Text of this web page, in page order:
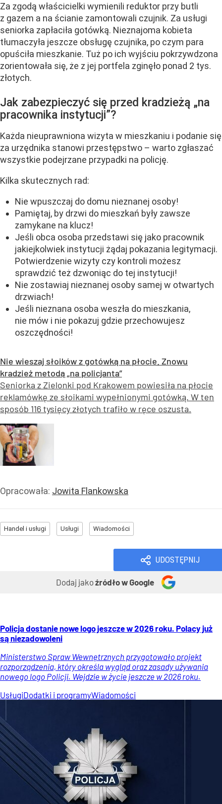
Za zgodą właścicielki wymienili reduktor przy butli
z gazem a na ścianie zamontowali czujnik. Za usługi
seniorka zapłaciła gotówką. Nieznajoma kobieta
tłumaczyła jeszcze obsługę czujnika, po czym para
opuściła mieszkanie. Tuż po ich wyjściu pokrzywdzona
zorientowała się, że z jej portfela zginęło ponad 2 tys.
złotych.
Jak zabezpieczyć się przed kradzieżą „na
pracownika instytucji”?
Każda nieuprawniona wizyta w mieszkaniu i podanie się
za urzędnika stanowi przestępstwo – warto zgłaszać
wszystkie podejrzane przypadki na policję.
Kilka skutecznych rad:
Nie wpuszczaj do domu nieznanej osoby!
Pamiętaj, by drzwi do mieszkań były zawsze
zamykane na klucz!
Jeśli obca osoba przedstawi się jako pracownik
jakiejkolwiek instytucji żądaj pokazania legitymacji.
Potwierdzenie wizyty czy kontroli możesz
sprawdzić też dzwoniąc do tej instytucji!
Nie zostawiaj nieznanej osoby samej w otwartych
drzwiach!
Jeśli nieznana osoba weszła do mieszkania,
nie mów i nie pokazuj gdzie przechowujesz
oszczędności!
Nie wieszaj słoików z gotówką na płocie. Znowu
kradzież metodą „na policjanta”
Seniorka z Zielonki pod Krakowem powiesiła na płocie
reklamówkę ze słoikami wypełnionymi gotówką. W ten
sposób 116 tysięcy złotych trafiło w ręce oszusta.
Opracowała: Jowita Flankowska
Handel i usługi Usługi Wiadomości
UDOSTĘPNIJ
Dodaj jakoźródło w Google
Policja dostanie nowe logo jeszcze w 2026 roku. Polacy już
są niezadowoleni
Ministerstwo Spraw Wewnętrznych przygotowało projekt
rozporządzenia, który określa wygląd oraz zasady używania
nowego logo Policji. Wejdzie w życie jeszcze w 2026 roku.
UsługiDodatki i programyWiadomości